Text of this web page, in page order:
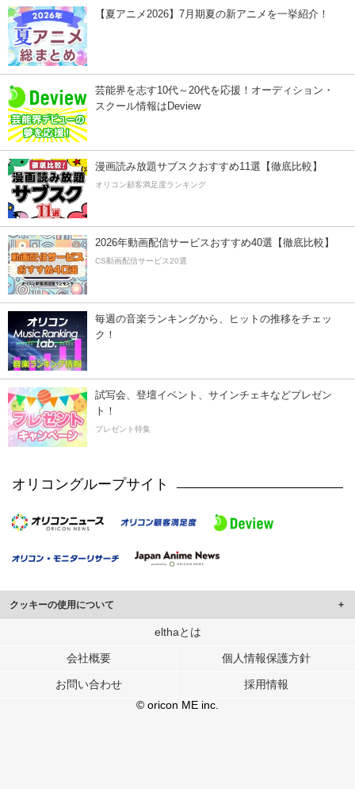
【夏アニメ2026】7月期夏の新アニメを一挙紹介！
芸能界を志す10代～20代を応援！オーディション・
スクール情報はDeview
漫画読み放題サブスクおすすめ11選【徹底比較】
オリコン顧客満足度ランキング
2026年動画配信サービスおすすめ40選【徹底比較】
CS動画配信サービス20選
毎週の音楽ランキングから、ヒットの推移をチェッ
ク！
試写会、登壇イベント、サインチェキなどプレゼン
ト！
プレゼント特集
オリコングループサイト
クッキーの使用について
このサイトでは Cookie を使用して、ユーザーに合わせたコンテンツや広告の
行っています。
メディアや広告配信、データ解析の各パートナーに提供しています。
各パートナーは、この情報とユーザーが各パートナーに提供した他の情報や、
ユーザーが各パートナーのサービスを使用したときに収集した他の情報を組み
elthaとは
会社概要 個人情報保護方針
お問い合わせ
採用情報
© oricon ME inc.